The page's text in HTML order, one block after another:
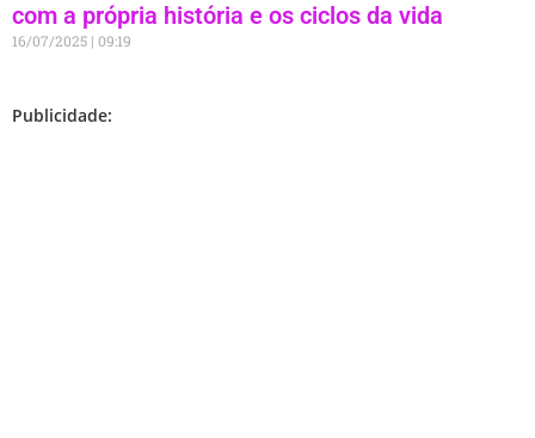
com a própria história e os ciclos da vida
16/07/2025 09:19
Publicidade: